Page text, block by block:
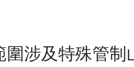
圍涉及特殊管制